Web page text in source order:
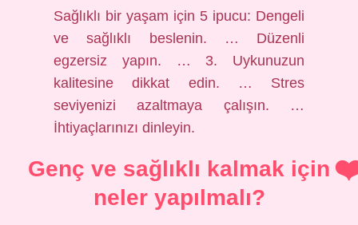
Sağlıklı bir yaşam için 5 ipucu: Dengeli
ve sağlıklı beslenin. … Düzenli
egzersiz yapın. … 3. Uykunuzun
kalitesine dikkat edin. … Stres
seviyenizi azaltmaya çalışın. …
İhtiyaçlarınızı dinleyin.
Genç ve sağlıklı kalmak için
neler yapılmalı?